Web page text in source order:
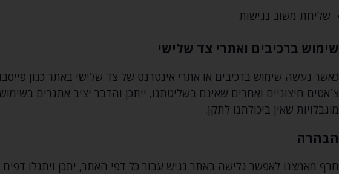
שליחת משוב נגישות
שימוש ברכיבים ואתרי צד שלישי
כאשר נעשה שימוש ברכיבים או אתרי אינטרנט של צד שלישי באתר כגון
צ`אטים חיצוניים ואחרים שאינם בשליטתנו‚ ייתכן והדבר יציב אתגרים
מוגבלויות שאין ביכולתנו לתקן.
הבהרה
חרף מאמצנו לאפשר גלישה באתר נגיש עבור כל דפי האתר‚ יתכן ויתגלו